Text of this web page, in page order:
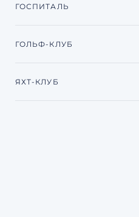
ГОСПИТАЛЬ
ГОЛЬФ-КЛУБ
ЯХТ-КЛУБ